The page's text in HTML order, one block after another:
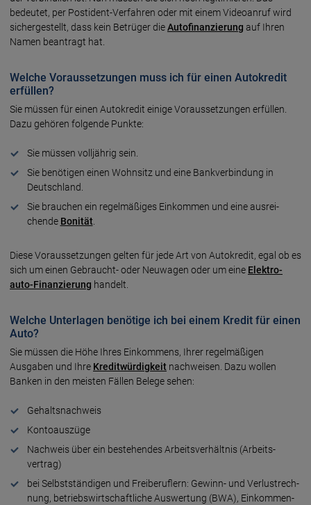
bedeutet, per Postident-Verfahren oder mit einem Video­anruf wird
sicher­ge­stellt, dass kein Betrüger dieAuto­finan­zierung auf Ihren
Namen bean­tragt hat.
Welche Voraussetzungen muss ich für einen Autokredit
erfüllen?
Sie müssen für einen Auto­kredit einige Voraus­set­zungen erfüllen.
Dazu gehören folgende Punkte:
Sie müssen voll­jährig sein.
Sie benö­tigen einen Wohn­sitz und eine Bank­ver­bin­dung in
Deutsch­land.
Sie brauchen ein regel­mäßiges Ein­kommen und eine ausrei­
chende Bonität.
Diese Voraus­set­zungen gelten für jede Art von Auto­kredit, egal ob es
sich um einen Gebraucht- oder Neu­wagen oder um eine Elektro­
auto-Finan­zierung handelt.
Welche Unterlagen benötige ich bei einem Kredit für einen
Auto?
Sie müssen die Höhe Ihres Einkommens, Ihrer regel­mäßigen
Ausgaben und Ihre Kredit­würdig­keit nach­weisen. Dazu wollen
Banken in den meis­ten Fällen Belege sehen:
Gehalts­nachweis
Konto­aus­züge
Nachweis über ein beste­hen­des Arbeits­ver­hältnis (Arbeits­
vertrag)
bei Selbst­stän­digen und Frei­beruf­lern: Gewinn- und Verlust­rech­
nung, betriebs­wirt­schaft­liche Aus­wer­tung (BWA), Einkommen­